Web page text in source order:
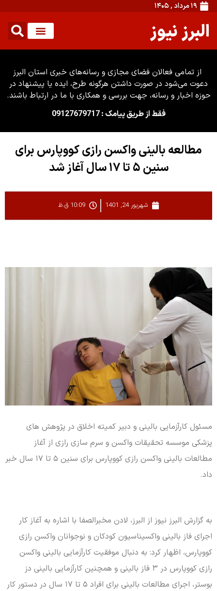
۱۹ مرداد , ۱۴۰۵
البرز نیوز
از تمامی فعالان فضای مجازی و رسانه‌های خبری استان البرز
دعوت می‌شود در صورت داشتن هرگونه طرح، ایده یا پیشنهاد در
حوزه اخبار و رسانه، جهت بررسی و همکاری با ما در ارتباط باشند.
فقط از طریق پیامک : 09127679717
مطالعه بالینی واکسن رازی کووپارس برای
سنین ۵ تا ۱۷ سال آغاز شد
شهریور 24, 1401 10:09 ق.ظ
مسئول کارآزمایی بالینی و دبیر کمیته اخلاق در پژوهش های
پزشکی موسسه تحقیقات واکسن و سرم سازی رازی از آغاز
مطالعات بالینی واکسن رازی کووپارس برای سنین ۵ تا ۱۷ سال خبر
داد.
به گزارش البرز نیوز از البرز، لادن مخبرالصفا با اشاره به آغاز کار
اجرای فاز بالینی واکسیناسیون کودکان و نوجوانان واکسن رازی
کووپارس، اظهار کرد: به دنبال موفقیت کارآزمایی بالینی واکسن
رازی کووپارس در ۳ فاز بالینی و همچنین کارآزمایی بالینی دز
بوستر، اجرای مطالعات بالینی برای افراد ۵ تا ۱۷ سال در دستور کار